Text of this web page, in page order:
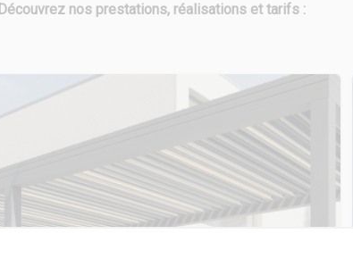
Découvrez nos prestations, réalisations et tarifs :